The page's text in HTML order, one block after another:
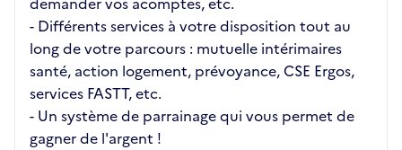
- Différents services à votre disposition tout au
long de votre parcours : mutuelle intérimaires
santé, action logement, prévoyance, CSE Ergos,
services FASTT, etc.
- Un système de parrainage qui vous permet de
gagner de l'argent !